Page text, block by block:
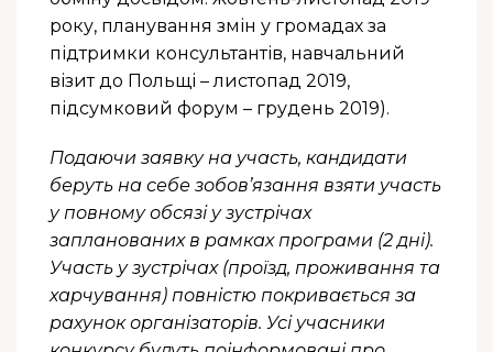
року, планування змін у громадах за
підтримки консультантів, навчальний
візит до Польщі – листопад 2019,
підсумковий форум – грудень 2019).
Подаючи заявку на участь, кандидати
беруть на себе зобов’язання взяти участь
у повному обсязі у зустрічах
запланованих в рамках програми (2 дні).
Участь у зустрічах (проїзд, проживання та
харчування) повністю покривається за
рахунок організаторів. Усі учасники